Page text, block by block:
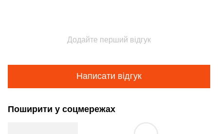
Додайте перший відгук
Написати відгук
Поширити у соцмережах